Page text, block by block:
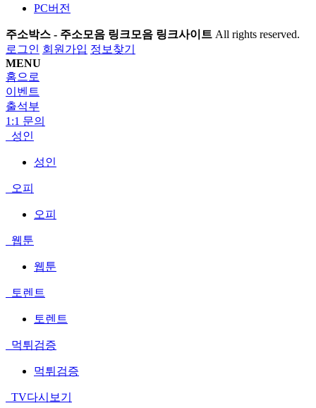
PC버전
주소박스 - 주소모음 링크모음 링크사이트 All rights reserved.
로그인 회원가입 정보찾기
MENU
홈으로
이벤트
출석부
1:1 문의
성인
성인
오피
오피
웹툰
웹툰
토렌트
토렌트
먹튀검증
먹튀검증
TV다시보기